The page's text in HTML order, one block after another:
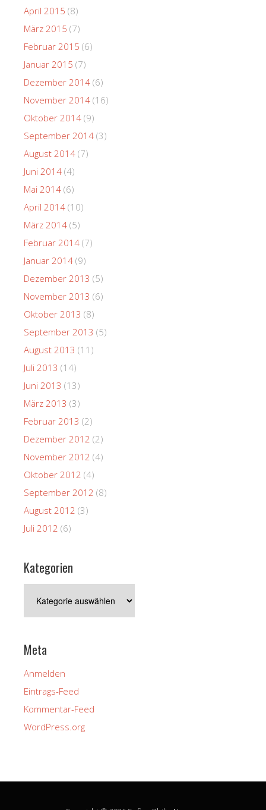
April 2015 (8)
März 2015 (7)
Februar 2015 (6)
Januar 2015 (7)
Dezember 2014 (6)
November 2014 (16)
Oktober 2014 (9)
September 2014 (3)
August 2014 (7)
Juni 2014 (4)
Mai 2014 (6)
April 2014 (10)
März 2014 (5)
Februar 2014 (7)
Januar 2014 (9)
Dezember 2013 (5)
November 2013 (6)
Oktober 2013 (8)
September 2013 (5)
August 2013 (11)
Juli 2013 (14)
Juni 2013 (13)
März 2013 (3)
Februar 2013 (2)
Dezember 2012 (2)
November 2012 (4)
Oktober 2012 (4)
September 2012 (8)
August 2012 (3)
Juli 2012 (6)
Kategorien
Meta
Anmelden
Eintrags-Feed
Kommentar-Feed
WordPress.org